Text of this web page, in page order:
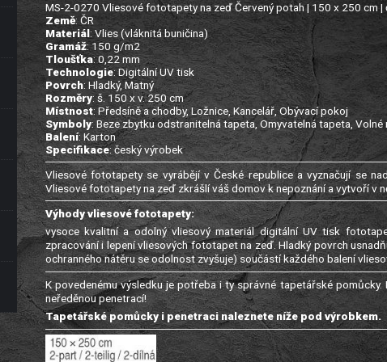
MS-2-0270 Vliesové fototapety na zeď Červený potah | 150 x 250 cm |
Země: ČR
Materiál: Vlies (vláknitá buničina)
Gramáž: 150 g/m2
Tloušťka: 0,22 mm
Technologie: Digitální UV tisk
Povrch: Hladký, Matný
Rozměry: š. 150 x v. 250 cm
Místnost: Předsíně a chodby, Ložnice, Kancelář, Obývací pokoj
Symboly: Beze zbytku odstranitelná tapeta, Omyvatelná tapeta,
Balení: Karton
Specifikace: český výrobek
Vliesové fototapety se vyrábějí v České republice a vyznačují se
Vliesové fototapety na zeď zkrášlí váš domov k nepoznání a vytvoří v
Výhody vliesové fototapety:
vysoce kvalitní a odolný vliesový materiál digitální UV tisk
zpracování i lepení vliesových fototapet na zeď. Hladký povrch
ochranného nátěru se odolnost zvyšuje) součástí každého balení
K povedenému výsledku je potřeba i ty správné tapetářské
neředěnou penetrací!
Tapetářské pomůcky i penetraci naleznete níže pod výrobkem.